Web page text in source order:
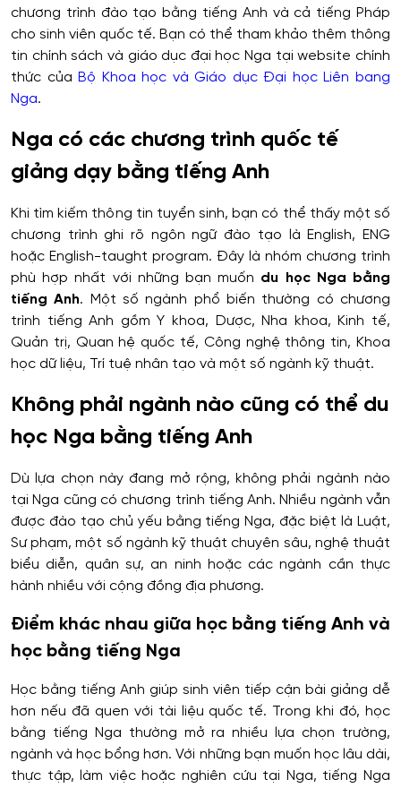
chương trình đào tạo bằng tiếng Anh và cả tiếng Pháp
cho sinh viên quốc tế. Bạn có thể tham khảo thêm thông
tin chính sách và giáo dục đại học Nga tại website chính
thức của Bộ Khoa học và Giáo dục Đại học Liên bang
Nga.
Nga có các chương trình quốc tế
giảng dạy bằng tiếng Anh
Khi tìm kiếm thông tin tuyển sinh, bạn có thể thấy một số
chương trình ghi rõ ngôn ngữ đào tạo là English, ENG
hoặc English-taught program. Đây là nhóm chương trình
phù hợp nhất với những bạn muốn du học Nga bằng
tiếng Anh. Một số ngành phổ biến thường có chương
trình tiếng Anh gồm Y khoa, Dược, Nha khoa, Kinh tế,
Quản trị, Quan hệ quốc tế, Công nghệ thông tin, Khoa
học dữ liệu, Trí tuệ nhân tạo và một số ngành kỹ thuật.
Không phải ngành nào cũng có thể du
học Nga bằng tiếng Anh
Dù lựa chọn này đang mở rộng, không phải ngành nào
tại Nga cũng có chương trình tiếng Anh. Nhiều ngành vẫn
được đào tạo chủ yếu bằng tiếng Nga, đặc biệt là Luật,
Sư phạm, một số ngành kỹ thuật chuyên sâu, nghệ thuật
biểu diễn, quân sự, an ninh hoặc các ngành cần thực
hành nhiều với cộng đồng địa phương.
Điểm khác nhau giữa học bằng tiếng Anh và
học bằng tiếng Nga
Học bằng tiếng Anh giúp sinh viên tiếp cận bài giảng dễ
hơn nếu đã quen với tài liệu quốc tế. Trong khi đó, học
bằng tiếng Nga thường mở ra nhiều lựa chọn trường,
ngành và học bổng hơn. Với những bạn muốn học lâu dài,
thực tập, làm việc hoặc nghiên cứu tại Nga, tiếng Nga